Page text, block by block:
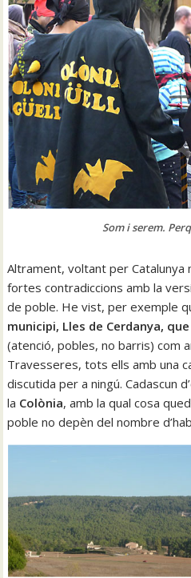
Som i serem.
Altrament, voltant per Catalunya
fortes contradiccions amb la
de poble. He vist, per exemple
municipi, Lles de Cerdanya,
(atenció, pobles, no barris) com
Travesseres, tots ells amb una
discutida per a ningú. Cadascun
la Colònia, amb la qual cosa
poble no depèn del nombre